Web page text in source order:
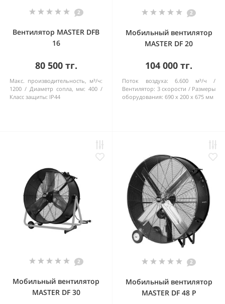
2
Вентилятор MASTER DFB
16
80 500 тг.
Макс. производительность, м³/ч:
1200
Диаметр сопла, мм: 400
Класс защиты: IP44
2
Мобильный вентилятор
MASTER DF 20
104 000 тг.
Поток воздуха:
6.600 м³/ч
Bентилятор: 3 cкорости
Pазмеры
оборудования: 690 x 200 x 675 мм
2
Мобильный вентилятор
MASTER DF 30
2
Мобильный вентилятор
MASTER DF 48 P